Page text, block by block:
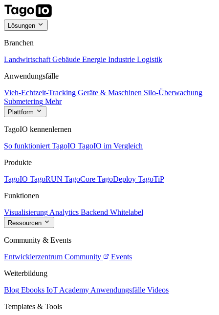
Lösungen
Branchen
Landwirtschaft Gebäude Energie Industrie Logistik
Anwendungsfälle
Vieh-Echtzeit-Tracking Geräte & Maschinen Silo-Überwachung
Submetering Mehr
Plattform
TagoIO kennenlernen
So funktioniert TagoIO TagoIO im Vergleich
Produkte
TagoIO TagoRUN TagoCore TagoDeploy TagoTiP
Funktionen
Visualisierung Analytics Backend Whitelabel
Ressourcen
Community & Events
Entwicklerzentrum Community
Events
Weiterbildung
Blog Ebooks IoT Academy Anwendungsfälle Videos
Templates & Tools